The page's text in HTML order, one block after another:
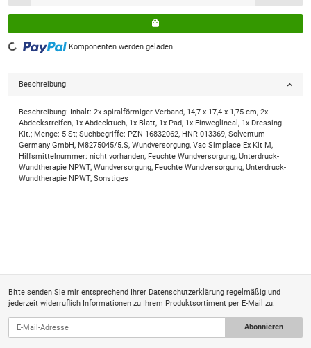
Loading... Komponenten werden geladen ...
Beschreibung
Beschreibung: Inhalt: 2x spiralförmiger Verband, 14,7 x 17,4 x 1,75 cm, 2x
Abdeckstreifen, 1x Abdecktuch, 1x Blatt, 1x Pad, 1x Einweglineal, 1x Dressing-
Kit.; Menge: 5 St; Suchbegriffe: PZN 16832062, HNR 013369, Solventum
Germany GmbH, M8275045/5.S, Wundversorgung, Vac Simplace Ex Kit M,
Hilfsmittelnummer: nicht vorhanden, Feuchte Wundversorgung, Unterdruck-
Wundtherapie NPWT, Wundversorgung, Feuchte Wundversorgung, Unterdruck-
Wundtherapie NPWT, Sonstiges
Bitte senden Sie mir entsprechend Ihrer Datenschutzerklärung regelmäßig und
jederzeit widerruflich Informationen zu Ihrem Produktsortiment per E-Mail zu.
Abonnieren